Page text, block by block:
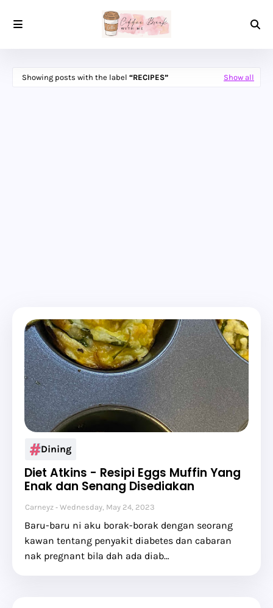
Showing posts with the label RECIPES Show all
Dining
Diet Atkins - Resipi Eggs Muffin Yang
Enak dan Senang Disediakan
Carneyz Wednesday, May 24, 2023
Baru-baru ni aku borak-borak dengan seorang
kawan tentang penyakit diabetes dan cabaran
nak pregnant bila dah ada diab…